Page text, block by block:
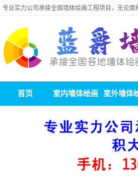
专业实力公司承接全国墙体绘画工程项目，无论面
首页 室内墙体绘画 室外墙体